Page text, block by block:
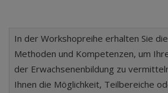
In der Workshopreihe erhalten Sie
Methoden und Kompetenzen, um
der Erwachsenenbildung zu
Ihnen die Möglichkeit, Teilbereiche